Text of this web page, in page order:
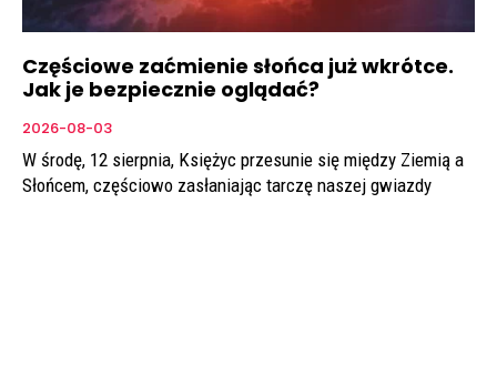
Częściowe zaćmienie słońca już wkrótce.
Jak je bezpiecznie oglądać?
2026-08-03
W środę, 12 sierpnia, Księżyc przesunie się między Ziemią a
Słońcem, częściowo zasłaniając tarczę naszej gwiazdy